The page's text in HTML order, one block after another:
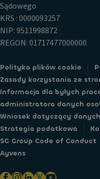
Sądowego
KRS : 0000093257
NIP: 9511998872
REGON: 01717477000000
Polityka plików cookie
Zasady korzystania ze
Informacja dla byłych
administratora danych
Wniosek dotyczący
Strategia podatkowa
SG Group Code of Conduct
Ayvens